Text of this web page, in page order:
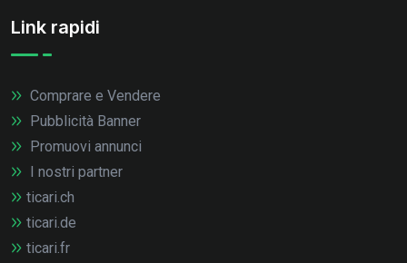
Link rapidi
Comprare e Vendere
Pubblicità Banner
Promuovi annunci
I nostri partner
ticari.ch
ticari.de
ticari.fr